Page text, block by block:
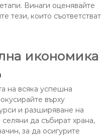
Винаги оценявайте
тези, които съответстват
икономика
на всяка успешна
върху
и разширяване на
да събират храна,
за да осигурите